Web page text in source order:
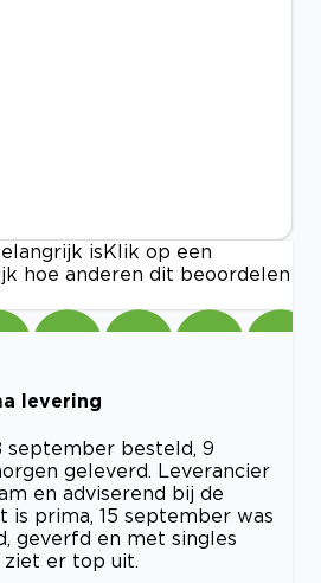
is Klik op een
hoe anderen dit beoordelen
levering
september besteld, 9
geleverd. Leverancier
en adviserend bij de
is prima, 15 september was
geverfd en met singles
er top uit.